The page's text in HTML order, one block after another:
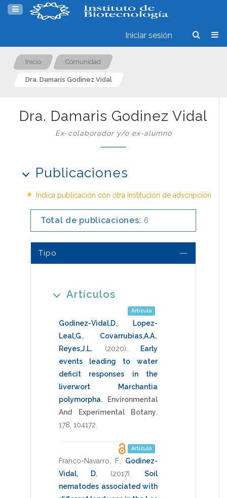
Iniciar sesión
Inicio Comunidad
Dra. Damaris Godinez Vidal
Dra. Damaris Godinez Vidal
Ex-colaborador y/o ex-alumno
Publicaciones
* Indica publicación con otra institución de adscripción
Total de publicaciones: 6
Tipo
Artículos
Artículo
Godinez-Vidal,D.
Lopez-
Leal,G.
Covarrubias,A.A.
Reyes,J.L.
(2020)
Early
events leading to water
deficit responses in the
liverwort Marchantia
polymorpha.
Environmental
And Experimental Botany
178 104172
Artículo
Franco-Navarro, F.
Godinez-
Vidal, D.
(2017)
Soil
nematodes associated with